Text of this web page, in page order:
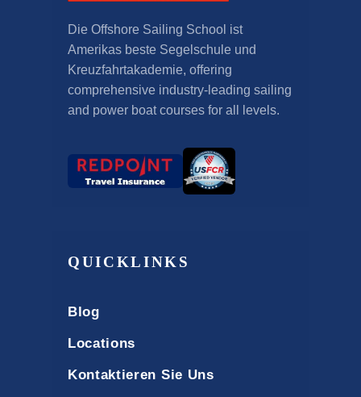
Die Offshore Sailing School ist
Amerikas beste Segelschule und
Kreuzfahrtakademie, offering
comprehensive industry-leading sailing
and power boat courses for all levels.
QUICKLINKS
Blog
Locations
Kontaktieren Sie Uns